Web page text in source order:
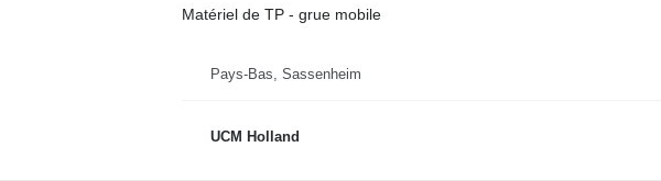
Matériel de TP - grue mobile
Pays-Bas, Sassenheim
UCM Holland